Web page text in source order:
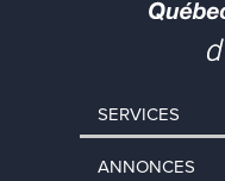
SERVICES
ANNONCES